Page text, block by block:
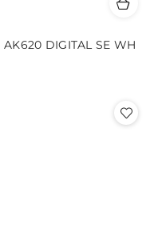
DIGITAL SE WH